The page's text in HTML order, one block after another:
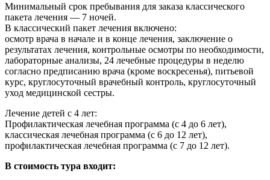
Минимальный срок пребывания для заказа классического
пакета лечения — 7 ночей.
В классический пакет лечения включено:
осмотр врача в начале и в конце лечения, заключение о
результатах лечения, контрольные осмотры по необходимости,
лабораторные анализы, 24 лечебные процедуры в неделю
согласно предписанию врача (кроме воскресенья), питьевой
курс, круглосуточный врачебный контроль, круглосуточный
уход медицинской сестры.
Лечение детей с 4 лет:
Профилактическая лечебная программа (с 4 до 6 лет),
классическая лечебная программа (с 6 до 12 лет),
профилактическая лечебная программа (с 7 до 12 лет).
В стоимость тура входит: